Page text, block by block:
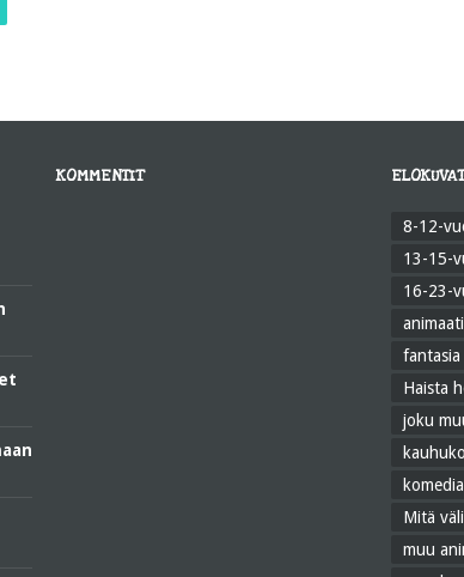
KOMMENTIT
8-12-
13-15-
16-23-
fantasia
Haista
joku
komedia
Mitä
muu